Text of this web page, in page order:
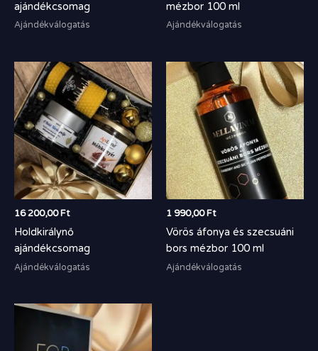
ajándékcsomag
Ajándékválogatás
mézbor 100 ml
Ajándékválogatás
16 200,00Ft
Holdkirálynő
ajándékcsomag
Ajándékválogatás
1 990,00Ft
Vörös áfonya és szecsuáni
bors mézbor 100 ml
Ajándékválogatás